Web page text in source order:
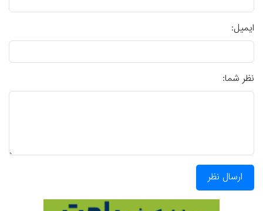
ایمیل:
نظر شما:
ارسال نظر